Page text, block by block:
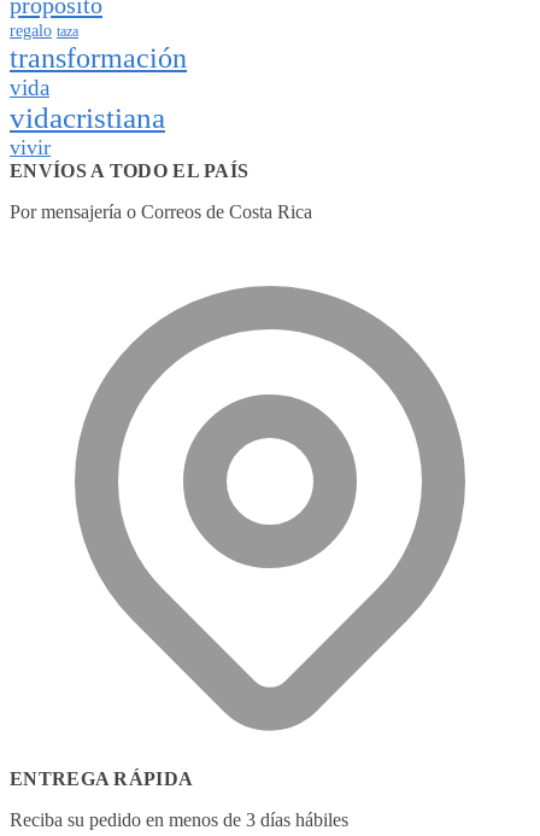
regalo taza
transformación
vida
vidacristiana
vivir
ENVÍOS A TODO EL PAÍS
Por mensajería o Correos de Costa Rica
ENTREGA RÁPIDA
Reciba su pedido en menos de 3 días hábiles